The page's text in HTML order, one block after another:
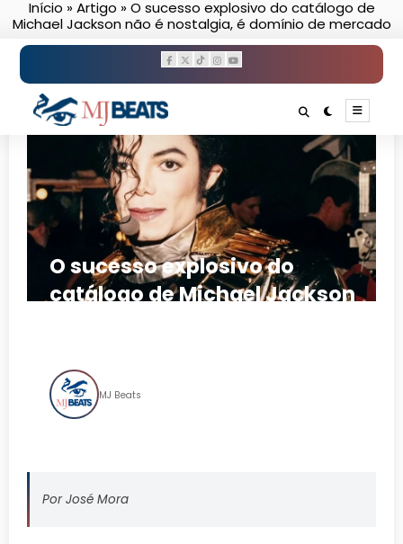
para
Início »Artigo »O sucesso explosivo do catálogo de
Michael Jackson não é nostalgia, é domínio de mercado
O sucesso explosivo do
catálogo de Michael Jackson
MJ Beats
Por José Mora